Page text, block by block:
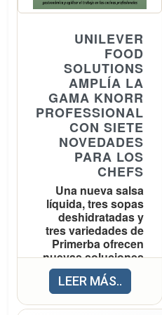
certámenes
referencia. Este
reconocimiento
consolida la
trayectoria de la
cerveza lager
mediterránea
elaborada en
Barcelona desde
1876, que este año
celebra su 150
aniversario.
Fiel a sureceta
original, Estrella
UNILEVER
FOOD
SOLUTIONS
AMPLÍA LA
GAMA KNORR
PROFESSIONAL
CON SIETE
NOVEDADES
PARA LOS
CHEFS
Una nueva salsa
líquida, tres sopas
deshidratadas y
tres variedades de
Primerba ofrecen
nuevas soluciones
para renovar la
propuesta
gastronómica y
agilizar el trabajo
LEER MÁS..